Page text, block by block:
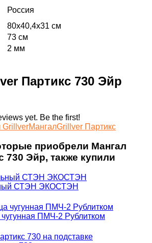
Россия
80х40,4х31 см
73 см
2 мм
Партикс 730 Эйр
yet. Be the first!
GrillverМангалGrillver Партикс
приобрели Мангал
730 Эйр, также купили
СТЭН ЭКОСТЭН
ПМЧ-2 Рублитком